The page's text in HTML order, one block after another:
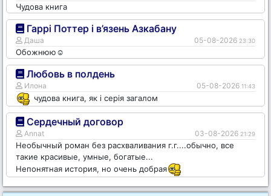
Чудова книга
Гаррі Поттер і в’язень Азкабану
Даша 05-08-2026 23:30
Обожнюю☺️
Любовь в полдень
Илона 05-08-2026 11:43
чудова книга, як і серія загалом
Сердечный договор
Annat 03-08-2026 21:29
Необычный роман без расхваливания г.г....обычно, все
такие красивые, умные, богатые...
Непонятная история, но очень добрая